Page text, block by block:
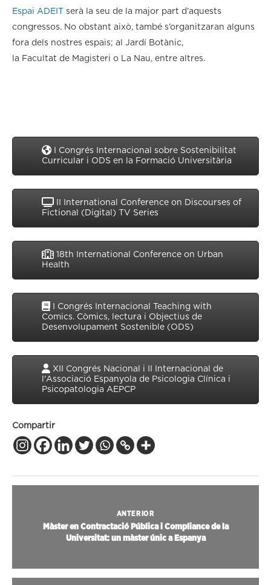
Espai ADEIT
serà la seu de la major part d’aquests
congressos. No obstant això, també s’organitzaran alguns
fora dels nostres espais; al Jardí Botànic,
la Facultat de Magisteri o La Nau, entre altres.
I Congrés Internacional sobre Sostenibilitat
Curricular i ODS en la Formació Universitària
II International Conference on Discourses of
Fictional (Digital) TV Series
18th International Conference on Urban
Health
I Congrés Internacional Teaching with
Comics. Còmics, lectura i Objectius de
Desenvolupament Sostenible (ODS)
XII Congrés Nacional i II Internacional de
l'Associació Espanyola de Psicologia Clínica i
Psicopatologia AEPCP
Compartir
ANTERIOR
Màster en Contractació Pública i Compliance de la
Universitat: un màster únic a Espanya